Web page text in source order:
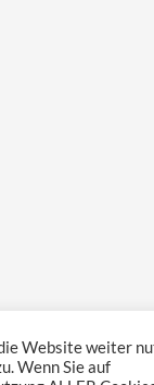
Website weiter
Wenn Sie auf